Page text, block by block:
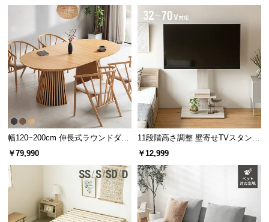
幅120~200cm 伸長式ラウンドダイ
ニングテーブル 6人掛け 天然木突
￥79,990
11段階高さ調整 壁寄せTVスタンド
キャスター付き 上下左右角度調節
￥12,999